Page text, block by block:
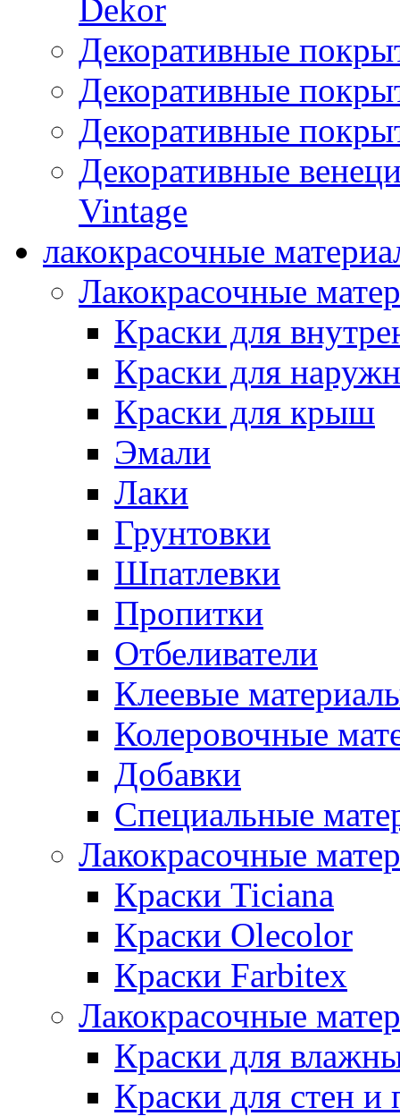
Dekor
Декоративные
Декоративные
Декоративные
Декоративные
Vintage
лакокрасочные
Лакокрасочные
Краски для
Краски для
Краски для крыш
Эмали
Лаки
Грунтовки
Шпатлевки
Пропитки
Отбеливатели
Клеевые
Колеровочные
Добавки
Специальные
Лакокрасочные
Краски Ticiana
Краски Olecolor
Краски Farbitex
Лакокрасочные
Краски для
Краски для стен и